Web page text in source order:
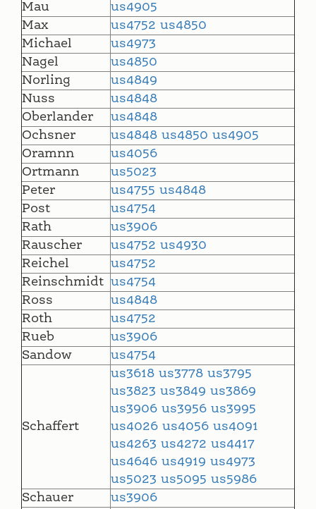
Mau
us4905
Max
us4752 us4850
Michael
us4973
Nagel
us4850
Norling
us4849
Nuss
us4848
Oberlander
us4848
Ochsner
us4848 us4850 us4905
Oramnn
us4056
Ortmann
us5023
Peter
us4755 us4848
Post
us4754
Rath
us3906
Rauscher
us4752 us4930
Reichel
us4752
Reinschmidt us4754
Ross
us4848
Roth
us4752
Rueb
us3906
Sandow
us4754
Schaffert
us3618 us3778 us3795
us3823 us3849 us3869
us3906 us3956 us3995
us4026 us4056 us4091
us4263 us4272 us4417
us4646 us4919 us4973
us5023 us5095 us5986
Schauer
us3906